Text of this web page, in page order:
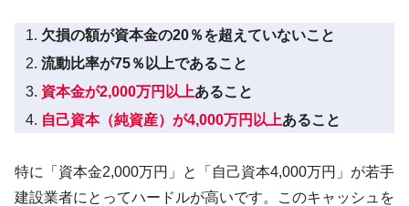
欠損の額が資本金の20％を超えていないこと
流動比率が75％以上であること
資本金が2,000万円以上あること
自己資本（純資産）が4,000万円以上あること
特に「資本金2,000万円」と「自己資本4,000万円」が若手
建設業者にとってハードルが高いです。このキャッシュを